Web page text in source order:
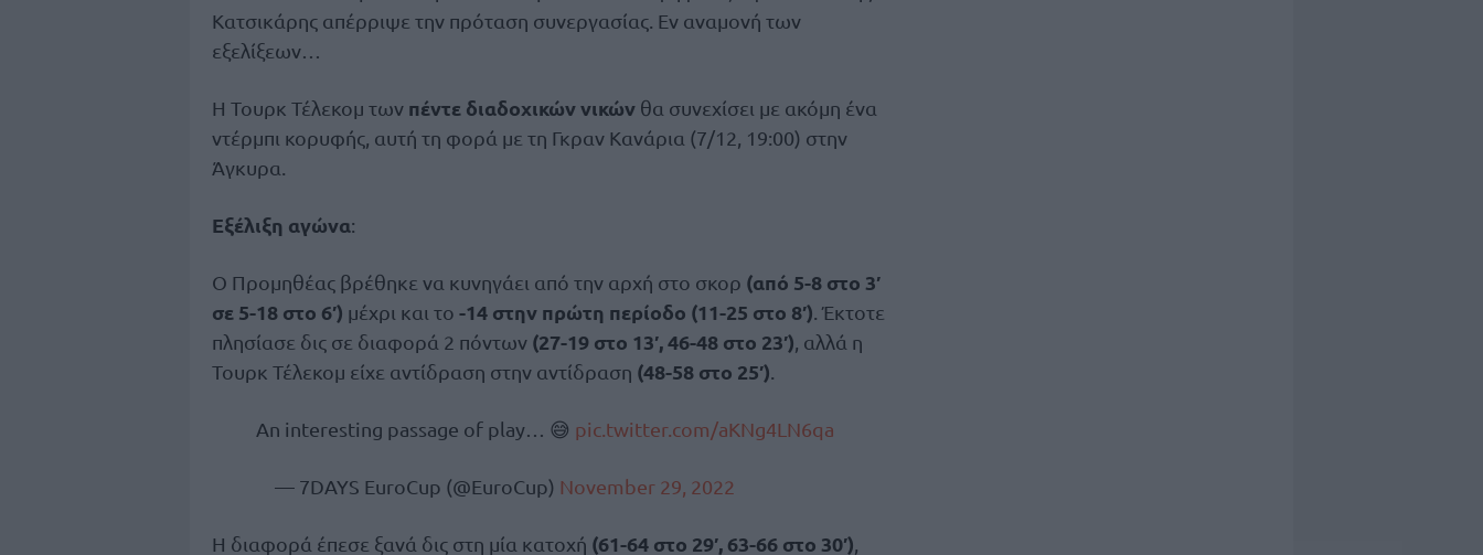
Κατσικάρης απέρριψε την πρόταση συνεργασίας. Εν αναμονή των
εξελίξεων…
Η Τουρκ Τέλεκομ των πέντε διαδοχικών νικών θα συνεχίσει με ακόμη ένα
ντέρμπι κορυφής, αυτή τη φορά με τη Γκραν Κανάρια (7/12, 19:00) στην
Άγκυρα.
Εξέλιξη αγώνα:
Ο Προμηθέας βρέθηκε να κυνηγάει από την αρχή στο σκορ (από 5-8 στο 3′
σε 5-18 στο 6′) μέχρι και το -14 στην πρώτη περίοδο (11-25 στο 8′) . Έκτοτε
πλησίασε δις σε διαφορά 2 πόντων (27-19 στο 13′, 46-48 στο 23′) , αλλά η
Τουρκ Τέλεκομ είχε αντίδραση στην αντίδραση (48-58 στο 25′)
An interesting passage of play… 😅 pic.twitter.com/aKNg4LN6qa
— 7DAYS EuroCup (@EuroCup) November 29, 2022
Η διαφορά έπεσε ξανά δις στη μία κατοχή (61-64 στο 29′, 63-66 στο 30′)